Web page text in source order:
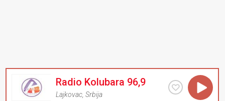
Radio Kolubara 96,9
Lajkovac ,Srbija